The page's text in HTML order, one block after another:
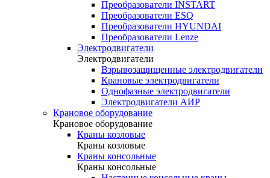
Преобразователи INSTART
Преобразователи ESQ
Преобразователи HYUNDAI
Преобразователи Lenze
Электродвигатели
Электродвигатели
Взрывозащищенные электродвигатели
Крановые электродвигатели
Однофазные электродвигатели
Электродвигатели АИР
Крановое оборудование
Крановое оборудование
Краны козловые
Краны козловые
Краны консольные
Краны консольные